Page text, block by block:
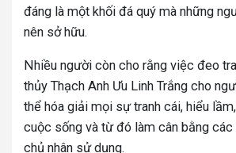
đáng là một khối đá quý mà những
nên sở hữu.
Nhiều người còn cho rằng việc đeo
thủy Thạch Anh Ưu Linh Trắng cho
thể hóa giải mọi sự tranh cái, hiểu
cuộc sống và từ đó làm cân bằng các
chủ nhân sử dụng.